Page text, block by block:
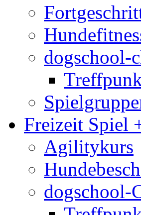
dogschool-
Freizeit Spiel
Agilitykurs
dogschool-